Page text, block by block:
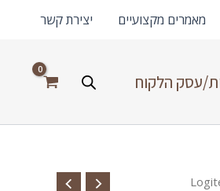
מאמרים מקצועיים יצירת קשר
עסק הלקוח